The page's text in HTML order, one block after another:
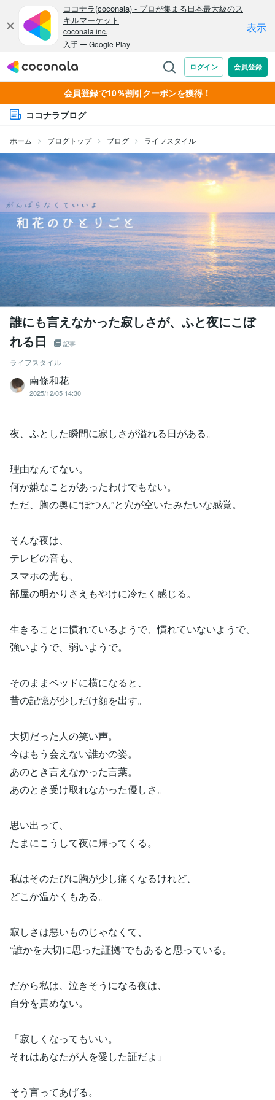
会員登録で10％割引クーポンを獲得！
ココナラブログ
ホーム ブログトップ ブログ ライフスタイル
誰にも言えなかった寂しさが、ふと夜にこぼ
れる日
記事
ライフスタイル
南條和花
2025/12/05 14:30
夜、ふとした瞬間に寂しさが溢れる日がある。
理由なんてない。
何か嫌なことがあったわけでもない。
ただ、胸の奥に“ぽつん”と穴が空いたみたいな感覚。
そんな夜は、
テレビの音も、
スマホの光も、
部屋の明かりさえもやけに冷たく感じる。
生きることに慣れているようで、慣れていないようで、
強いようで、弱いようで。
そのままベッドに横になると、
昔の記憶が少しだけ顔を出す。
大切だった人の笑い声。
今はもう会えない誰かの姿。
あのとき言えなかった言葉。
あのとき受け取れなかった優しさ。
思い出って、
たまにこうして夜に帰ってくる。
私はそのたびに胸が少し痛くなるけれど、
どこか温かくもある。
寂しさは悪いものじゃなくて、
“誰かを大切に思った証拠”でもあると思っている。
だから私は、泣きそうになる夜は、
自分を責めない。
「寂しくなってもいい。
それはあなたが人を愛した証だよ」
そう言ってあげる。